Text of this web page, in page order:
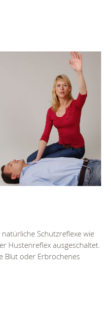
Schutzreflexe wie
Hustenreflex ausgeschaltet.
Blut oder Erbrochenes